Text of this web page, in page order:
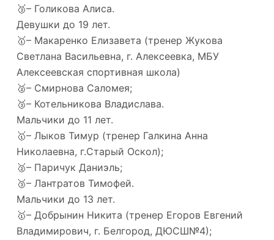
🥉– Голикова Алиса.
Девушки до 19 лет.
🥇– Макаренко Елизавета (тренер Жукова
Светлана Васильевна, г. Алексеевка, МБУ
Алексеевская спортивная школа)
🥈– Смирнова Саломея;
🥉– Котельникова Владислава.
Мальчики до 11 лет.
🥇– Лыков Тимур (тренер Галкина Анна
Николаевна, г.Старый Оскол);
🥈– Паричук Даниэль;
🥉– Лантратов Тимофей.
Мальчики до 13 лет.
🥇– Добрынин Никита (тренер Егоров Евгений
Владимирович, г. Белгород, ДЮСШ№4);